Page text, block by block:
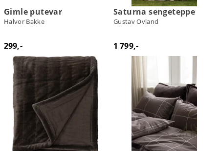
Gimle putevar
Halvor Bakke
299,-
Saturna sengeteppe
Gustav Ovland
1 799,-